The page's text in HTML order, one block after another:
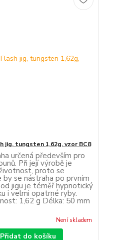
jig, tungsten 1,62g, vzor BC8
určená především pro
Při její výrobě je
proto se
se nástraha po prvním
jigu je téměř hypnotický
i velmi opatrné ryby.
1,62 g Délka: 50 mm
Není skladem
Přidat do košíku